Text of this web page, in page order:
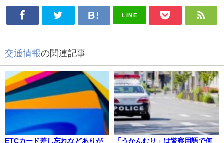
LINE
交通情報の関連記事
ETCカード差し忘れなどありが 「うかんむり」は警察用語で何